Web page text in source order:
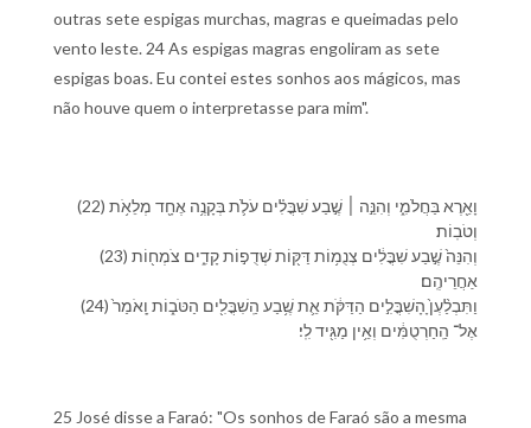
outras sete espigas murchas, magras e queimadas pelo
vento leste. 24 As espigas magras engoliram as sete
espigas boas. Eu contei estes sonhos aos mágicos, mas
não houve quem o interpretasse para mim".
(22) וָ⁠אֵ֖רֶא בַּ⁠חֲלֹמִ֑⁠י וְ⁠הִנֵּ֣ה ׀ שֶׁ֣בַע שִׁבֳּלִ֗ים עֹלֹ֛ת בְּ⁠קָנֶ֥ה אֶחָ֖ד מְלֵאֹ֥ת
וְ⁠טֹבֽוֹת׃
(23) וְ⁠הִנֵּה֙ שֶׁ֣בַע שִׁבֳּלִ֔ים צְנֻמ֥וֹת דַּקּ֖וֹת שְׁדֻפ֣וֹת קָדִ֑ים צֹמְח֖וֹת
אַחֲרֵי⁠הֶֽם׃
(24) וַ⁠תִּבְלַ֨עְןָ֙ הָ⁠שִׁבֳּלִ֣ים הַ⁠דַּקֹּ֔ת אֵ֛ת שֶׁ֥בַע הַֽ⁠שִׁבֳּלִ֖ים הַ⁠טֹּב֑וֹת וָֽ⁠אֹמַר֙
אֶל־ הַֽ⁠חַרְטֻמִּ֔ים וְ⁠אֵ֥ין מַגִּ֖יד לִֽ⁠י׃
25 José disse a Faraó: "Os sonhos de Faraó são a mesma